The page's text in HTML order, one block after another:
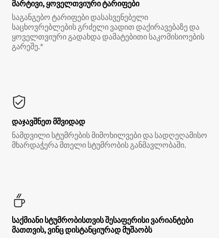
მარტივი, ყოველთვიური ტარიფები
საგანგებო ტარიფები დასასვენებელი
საცხოვრებლების გრძელი ვადით დაქირავებაზე და
ყოველთვიური გადახდა დამატებითი საკომისიოების
გარეშე.*
დაჯავშნეთ მშვიდად
ნამდვილი სტუმრების მიმოხილვები და სადღეღამისო
მხარდაჭერა მთელი სტუმრობის განმავლობაში.
საქმიანი სტუმრობისთვის შესაფერისი ვარიანტები
მათთვის, ვინც დისტანციურად მუშაობს